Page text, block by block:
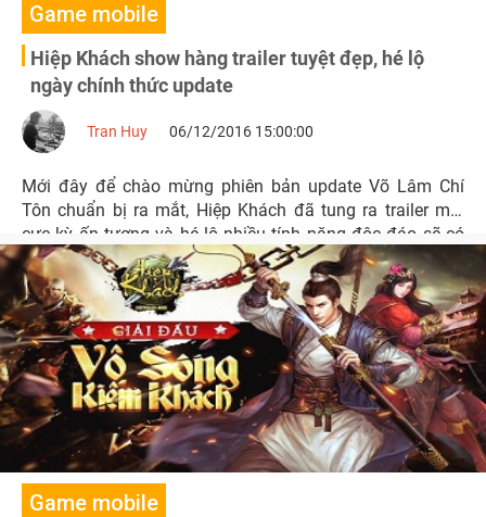
Game mobile
Hiệp Khách show hàng trailer tuyệt đẹp, hé lộ
ngày chính thức update
Tran Huy 06/12/2016 15:00:00
Mới đây để chào mừng phiên bản update Võ Lâm Chí
Tôn chuẩn bị ra mắt, Hiệp Khách đã tung ra trailer mới
cực kỳ ấn tượng và hé lộ nhiều tính năng độc đáo sẽ có
trong bản update lần này.
Game mobile